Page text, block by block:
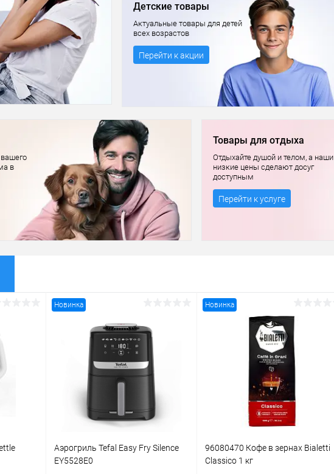
Детские товары
Актуальные товары для детей
всех возрастов
Перейти к акции
в
Товары для отдыха
Отдыхайте душой и телом, а наши
низкие цены сделают досуг
доступным
Перейти к услуге
Новинка
Аэрогриль Tefal Easy Fry Silence
EY5528E0
Новинка
96080470 Кофе в зернах Bialetti
Classico 1 кг